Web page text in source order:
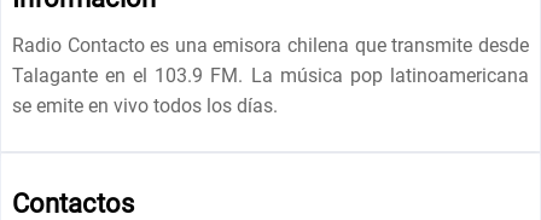
Radio Contacto es una emisora chilena que transmite desde
Talagante en el 103.9 FM. La música pop latinoamericana
se emite en vivo todos los días.
Contactos